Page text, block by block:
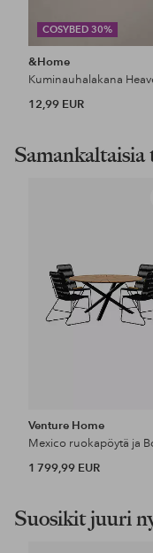
COSYBED 30%
&Home
12,99 EUR
Venture Home
1 799,99 EUR
Suosikit juuri